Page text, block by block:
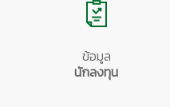
ข้อมูล
นักลงทุน